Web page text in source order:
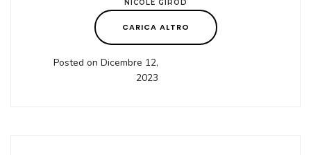
NICOLE GIROD
CARICA ALTRO
Posted on Dicembre 12,
2023